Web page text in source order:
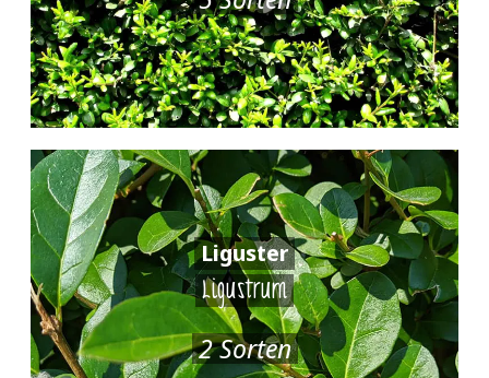
Liguster
Ligustrum
2 Sorten